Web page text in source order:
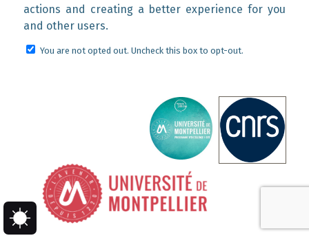
actions and creating a better experience for you
and other users.
You are not opted out. Uncheck this box to opt-out.